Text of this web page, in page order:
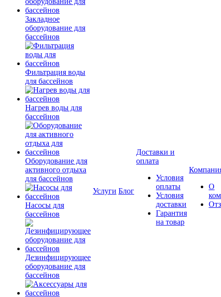
Закладное
оборудование для
бассейнов
Фильтрация воды
для бассейнов
Нагрев воды для
бассейнов
Оборудование для
активного отдыха
для бассейнов
Насосы для
бассейнов
Дезинфицирующее
оборудование для
бассейнов
Услуги Блог
Доставки и
оплата
Условия
оплаты
Условия
доставки
Гарантия
на товар
О